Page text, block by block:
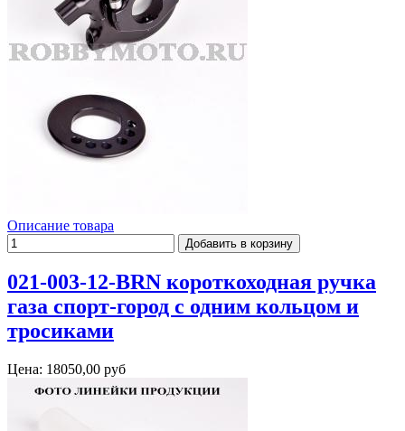
Описание товара
021-003-12-BRN короткоходная ручка
газа спорт-город с одним кольцом и
тросиками
Цена: 18050,00 руб